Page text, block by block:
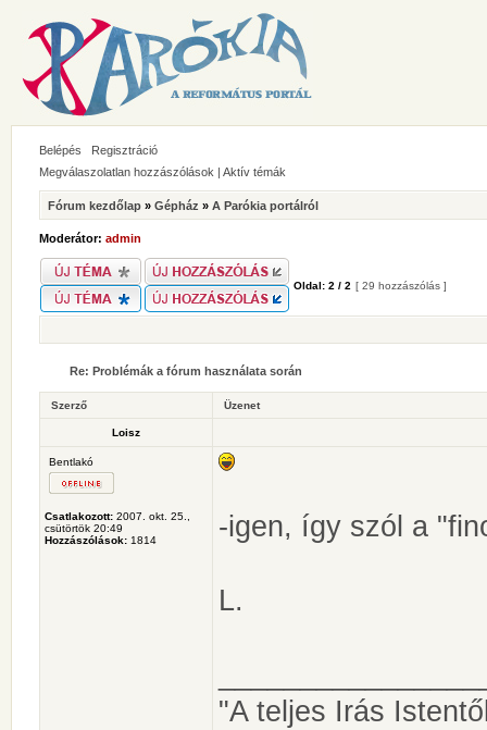
Belépés
Regisztráció
Megválaszolatlan hozzászólások | Aktív témák
Fórum kezdőlap » Gépház » A Parókia portálról
Moderátor: admin
Oldal: 2 / 2 [ 29 hozzászólás ]
Re: Problémák a fórum használata során
Szerző Üzenet
Loisz
Bentlakó
Csatlakozott: 2007. okt. 25.,
csütörtök 20:49
Hozzászólások: 1814 -igen, így szól a
L.
"A teljes Irás